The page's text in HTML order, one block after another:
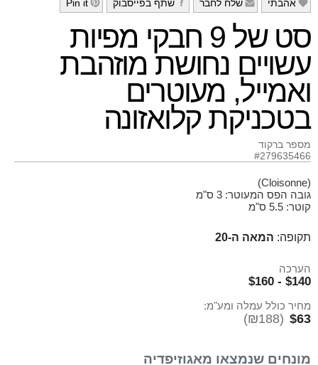
e אהבתי f שלח לחבר g שתף בפייסבוק h
Pin it
סט של 9 חבקי מפיות
עשויים נחושת מוזהבת
ואמייל, מעוטרים
בטכניקת קלואזונה
מספר ברקוד
#279635466
(Cloisonne)
גובה הפס המעוטר: 3 ס"מ
קוטר: 5.5 ס"מ
תקופה: המאה ה-20
הערכה
$140 - $160
מחיר כולל עמלה ומע"מ:
$63
(₪188)
מונחים שנמצאו מאגוזיפדיה